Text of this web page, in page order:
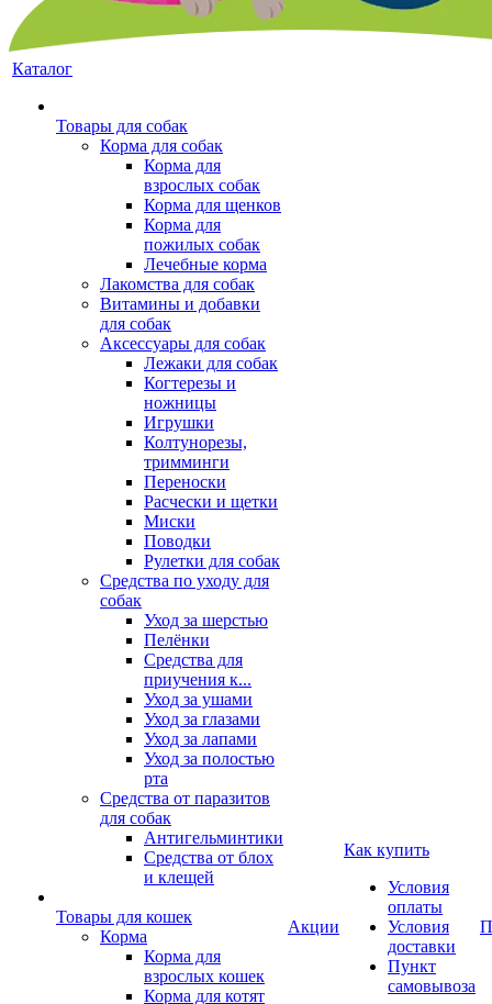
Каталог
Товары для собак
Корма для собак
Корма для
взрослых собак
Корма для щенков
Корма для
пожилых собак
Лечебные корма
Лакомства для собак
Витамины и добавки
для собак
Аксессуары для собак
Лежаки для собак
Когтерезы и
ножницы
Игрушки
Колтунорезы,
тримминги
Переноски
Расчески и щетки
Миски
Поводки
Рулетки для собак
Средства по уходу для
собак
Уход за шерстью
Пелёнки
Средства для
приучения к...
Уход за ушами
Уход за глазами
Уход за лапами
Уход за полостью
рта
Средства от паразитов
для собак
Антигельминтики
Средства от блох
и клещей
Товары для кошек
Корма
Корма для
взрослых кошек
Корма для котят
Акции
Как купить
Условия
оплаты
Условия
доставки
Пункт
самовывоза